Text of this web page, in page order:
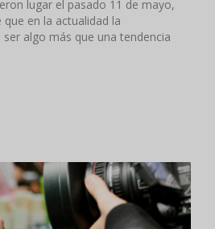
lugar el pasado 11 de mayo,
en la actualidad la
algo más que una tendencia